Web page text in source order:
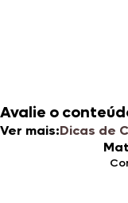
Avalie o
Ver mais:Dicas de